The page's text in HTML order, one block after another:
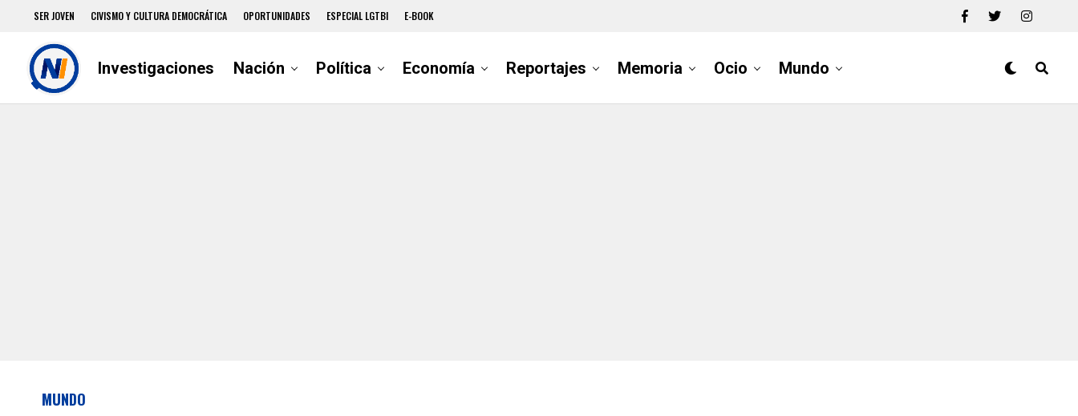
SER JOVEN CIVISMO Y CULTURA DEMOCRÁTICA OPORTUNIDADES ESPECIAL LGTBI E-BOOK
Investigaciones Nación Política Economía Reportajes Memoria Ocio Mundo
MUNDO